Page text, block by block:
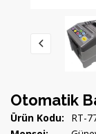
Otomatik
Ürün Kodu:
RT-